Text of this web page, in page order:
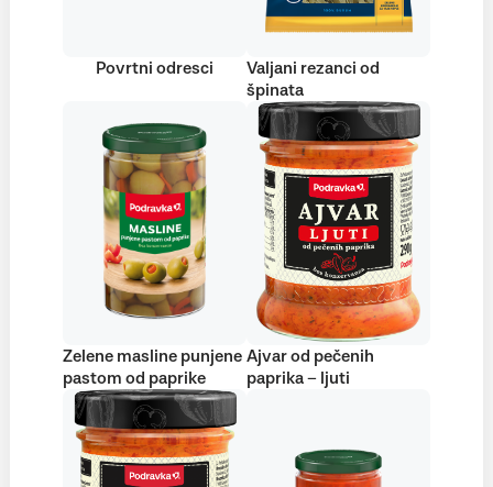
Povrtni odresci
Valjani rezanci od
špinata
Zelene masline punjene
pastom od paprike
Ajvar od pečenih
paprika – ljuti